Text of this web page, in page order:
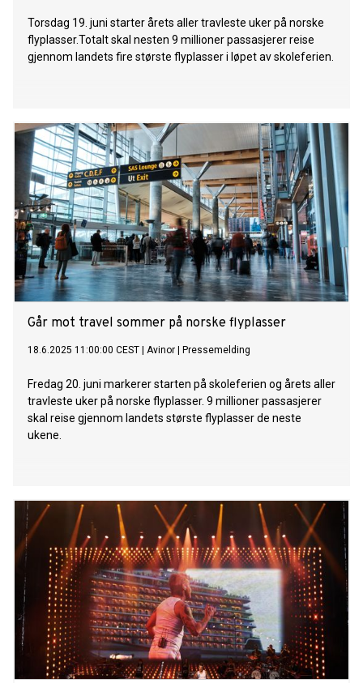
Torsdag 19. juni starter årets aller travleste uker på norske
flyplasser.Totalt skal nesten 9 millioner passasjerer reise
gjennom landets fire største flyplasser i løpet av skoleferien.
Går mot travel sommer på norske flyplasser
18.6.2025 11:00:00 CEST Avinor Pressemelding
Fredag 20. juni markerer starten på skoleferien og årets aller
travleste uker på norske flyplasser. 9 millioner passasjerer
skal reise gjennom landets største flyplasser de neste
ukene.